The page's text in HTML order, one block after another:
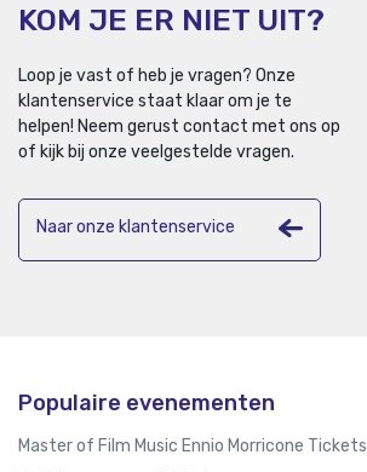
KOM JE ER NIET UIT?
Loop je vast of heb je vragen? Onze
klantenservice staat klaar om je te
helpen! Neem gerust contact met ons op
of kijk bij onze veelgestelde vragen.
Naar onze klantenservice
Populaire evenementen
Master of Film Music Ennio Morricone Tickets